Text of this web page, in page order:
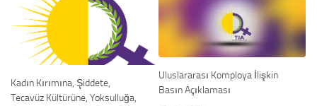
Kadın Kırımına, Şiddete,
Tecavüz Kültürüne, Yoksulluğa,
Uluslararası Komploya İlişkin
Basın Açıklaması